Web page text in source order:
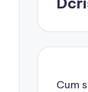
Cum